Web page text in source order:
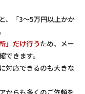
、「3〜5万円以上かか
」だけ行うため、メー
きます。
に対応できるのも大きな
からも多くのご依頼を